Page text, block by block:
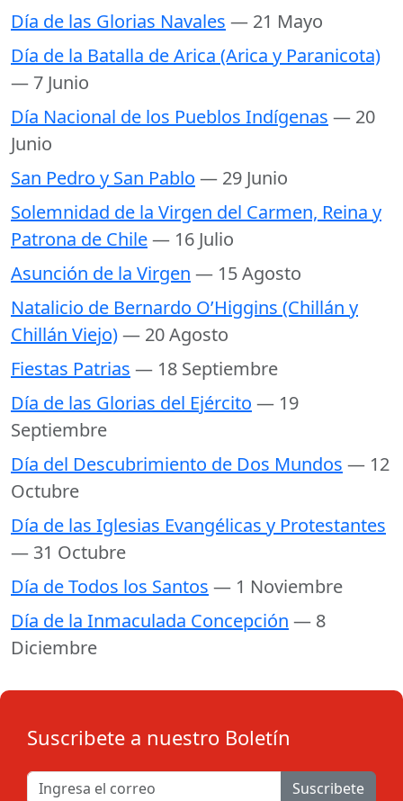
Día de las Glorias Navales — 21 Mayo
Día de la Batalla de Arica (Arica y Paranicota)
— 7 Junio
Día Nacional de los Pueblos Indígenas — 20
Junio
San Pedro y San Pablo — 29 Junio
Solemnidad de la Virgen del Carmen, Reina y
Patrona de Chile— 16 Julio
Asunción de la Virgen — 15 Agosto
Natalicio de Bernardo O’Higgins (Chillán y
Chillán Viejo)— 20 Agosto
Fiestas Patrias — 18 Septiembre
Día de las Glorias del Ejército — 19
Septiembre
Día del Descubrimiento de Dos Mundos — 12
Octubre
Día de las Iglesias Evangélicas y Protestantes
— 31 Octubre
Día de Todos los Santos — 1 Noviembre
Día de la Inmaculada Concepción — 8
Diciembre
Suscribete a nuestro Boletín
Suscribete